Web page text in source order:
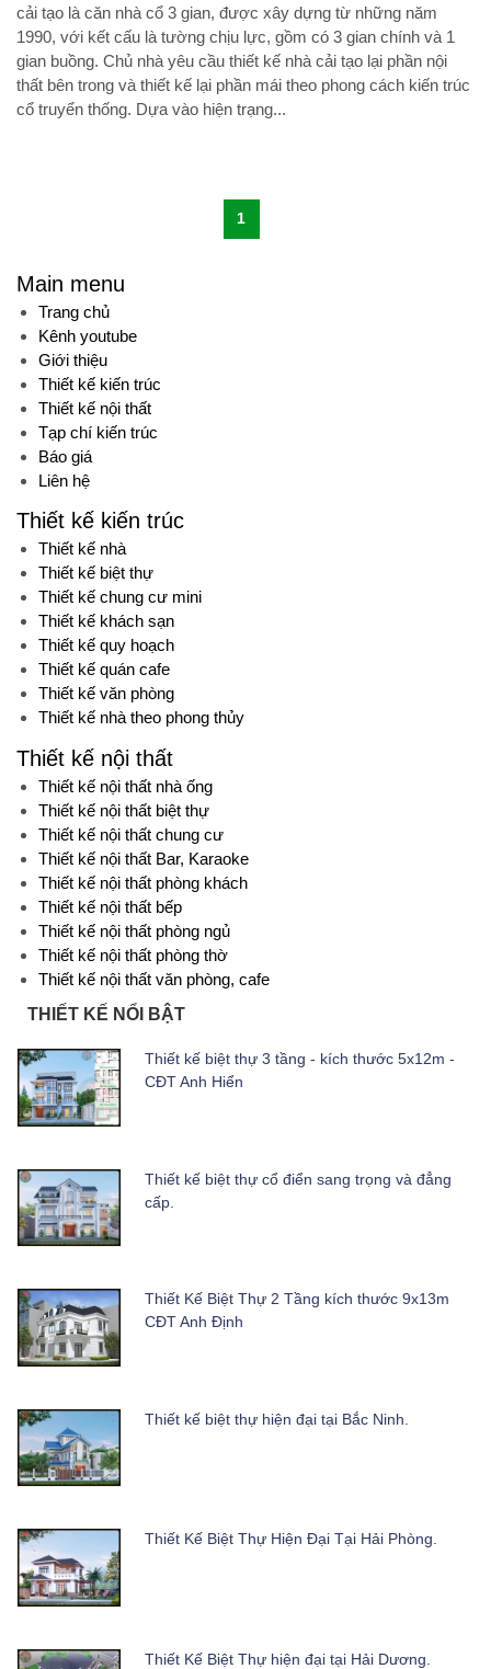
cải tạo là căn nhà cổ 3 gian, được xây dựng từ những năm
1990, với kết cấu là tường chịu lực, gồm có 3 gian chính và 1
gian buồng. Chủ nhà yêu cầu thiết kế nhà cải tạo lại phần nội
thất bên trong và thiết kế lại phần mái theo phong cách kiến trúc
cổ truyển thống. Dựa vào hiện trạng...
1
Main menu
Trang chủ
Kênh youtube
Giới thiệu
Thiết kế kiến trúc
Thiết kế nội thất
Tạp chí kiến trúc
Báo giá
Liên hệ
Thiết kế kiến trúc
Thiết kế nhà
Thiết kế biệt thự
Thiết kế chung cư mini
Thiết kế khách sạn
Thiết kế quy hoạch
Thiết kế quán cafe
Thiết kế văn phòng
Thiết kế nhà theo phong thủy
Thiết kế nội thất
Thiết kế nội thất nhà ống
Thiết kế nội thất biệt thự
Thiết kế nội thất chung cư
Thiết kế nội thất Bar, Karaoke
Thiết kế nội thất phòng khách
Thiết kế nội thất bếp
Thiết kế nội thất phòng ngủ
Thiết kế nội thất phòng thờ
Thiết kế nội thất văn phòng, cafe
THIẾT KẾ NỔI BẬT
Thiết kế biệt thự 3 tầng - kích thước 5x12m -
CĐT Anh Hiển
Thiết kế biệt thự cổ điển sang trọng và đẳng
cấp.
Thiết Kế Biệt Thự 2 Tầng kích thước 9x13m
CĐT Anh Định
Thiết kế biệt thự hiện đại tại Bắc Ninh.
Thiết Kế Biệt Thự Hiện Đại Tại Hải Phòng.
Thiết Kế Biệt Thự hiện đại tại Hải Dương.